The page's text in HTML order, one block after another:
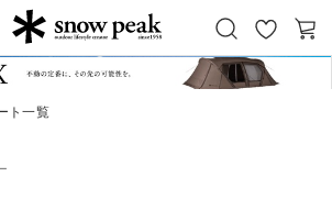
Snow Peak
お
気
カ
ト一覧